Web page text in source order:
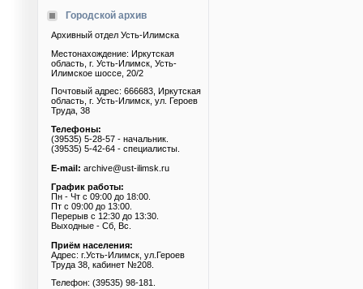
Городской архив
Архивный отдел Усть-Илимска
Местонахождение: Иркутская
область, г. Усть-Илимск, Усть-
Илимское шоссе, 20/2
Почтовый адрес: 666683, Иркутская
область, г. Усть-Илимск, ул. Героев
Труда, 38
Телефоны:
(39535) 5-28-57 - начальник.
(39535) 5-42-64 - специалисты.
E-mail: archive@ust-ilimsk.ru
График работы:
Пн - Чт с 09:00 до 18:00.
Пт с 09:00 до 13:00.
Перерыв с 12:30 до 13:30.
Выходные - Сб, Вс.
Приём населения:
Адрес: г.Усть-Илимск, ул.Героев
Труда 38, кабинет №208.
Телефон: (39535) 98-181.